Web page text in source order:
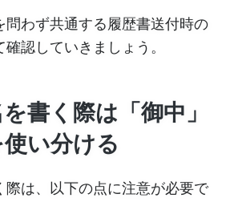
問わず共通する履歴書送付時の
認していきましょう。
書く際は「御中」
い分ける
際は、以下の点に注意が必要で